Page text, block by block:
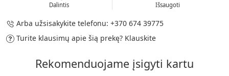
Dalintis Išsaugoti
Arba užsisakykite telefonu: +370 674 39775
Turite klausimų apie šią prekę? Klauskite
Rekomenduojame įsigyti kartu